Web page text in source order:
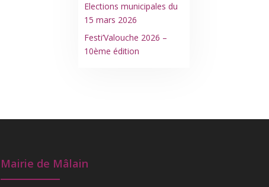
Elections municipales du
15 mars 2026
Festi’Valouche 2026 –
10ème édition
Mairie de Mâlain